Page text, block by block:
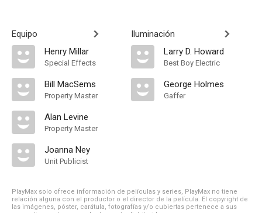
Equipo
Henry Millar
Special Effects
Bill MacSems
Property Master
Alan Levine
Property Master
Joanna Ney
Unit Publicist
Iluminación
Larry D. Howard
Best Boy Electric
George Holmes
Gaffer
PlayMax solo ofrece información de películas y series, PlayMax no tiene
relación alguna con el productor o el director de la película. El copyright de
las imágenes, póster, carátula, fotografías y/o cubiertas pertenece a sus